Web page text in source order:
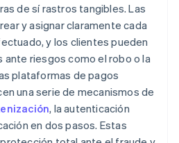
de sí rastros tangibles. Las
y asignar claramente cada
y los clientes pueden
ante riesgos como el robo o la
plataformas de pagos
una serie de mecanismos de
, la autenticación
en dos pasos. Estas